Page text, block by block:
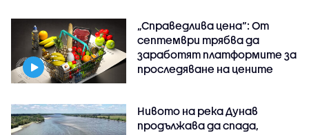
„Справедлива цена“: От
септември трябва да
заработят платформите за
проследяване на цените
Нивото на река Дунав
продължава да спада,